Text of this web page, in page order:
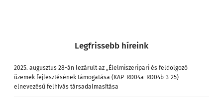
Legfrissebb híreink
2025. augusztus 28-án lezárult az „Élelmiszeripari és feldolgozó
üzemek fejlesztésének támogatása (KAP-RD04a-RD04b-3-25)
elnevezésű felhívás társadalmasítása